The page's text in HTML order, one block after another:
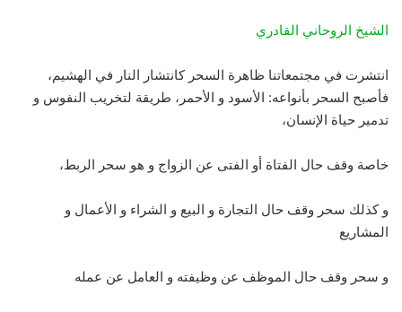
الشيخ الروحاني القادري
انتشرت في مجتمعاتنا ظاهرة السحر كانتشار النار في الهشيم،
فأصبح السحر بأنواعه: الأسود و الأحمر، طريقة لتخريب النفوس و
تدمير حياة الإنسان،
خاصة وقف حال الفتاة أو الفتى عن الزواج و هو سحر الربط،
و كذلك سحر وقف حال التجارة و البيع و الشراء و الأعمال و
المشاريع
و سحر وقف حال الموظف عن وظيفته و العامل عن عمله